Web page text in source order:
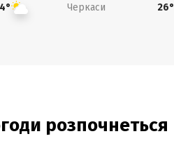
Черкаси 26°
розпочнеться